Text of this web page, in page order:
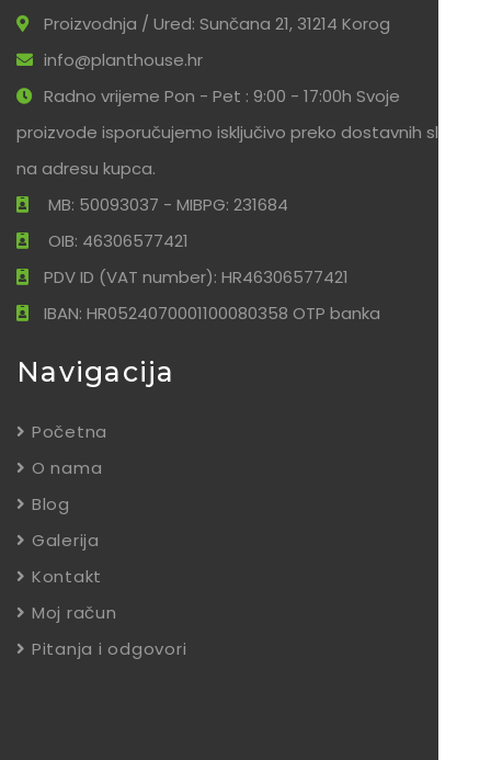
Proizvodnja / Ured: Sunčana 21, 31214 Korog
info@planthouse.hr
Radno vrijeme Pon - Pet : 9:00 - 17:00h Svoje
proizvode isporučujemo isključivo preko dostavnih službi
na adresu kupca.
MB: 50093037 - MIBPG: 231684
OIB: 46306577421
PDV ID (VAT number): HR46306577421
IBAN: HR0524070001100080358 OTP banka
Navigacija
Početna
O nama
Blog
Galerija
Kontakt
Moj račun
Pitanja i odgovori